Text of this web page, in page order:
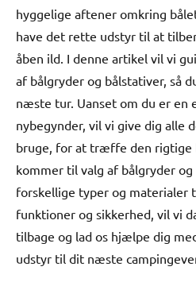
hyggelige aftener omkring
have det rette udstyr til at
åben ild. I denne artikel vil vi
af bålgryder og bålstativer, så
næste tur. Uanset om du er en
nybegynder, vil vi give dig alle
bruge, for at træffe den rigtige
kommer til valg af bålgryder og
forskellige typer og materialer
funktioner og sikkerhed, vil vi
tilbage og lad os hjælpe dig
udstyr til dit næste